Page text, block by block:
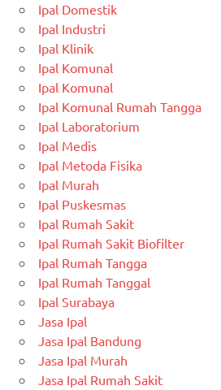
Ipal Domestik
Ipal Industri
Ipal Klinik
Ipal Komunal
Ipal Komunal
Ipal Komunal Rumah Tangga
Ipal Laboratorium
Ipal Medis
Ipal Metoda Fisika
Ipal Murah
Ipal Puskesmas
Ipal Rumah Sakit
Ipal Rumah Sakit Biofilter
Ipal Rumah Tangga
Ipal Rumah Tanggal
Ipal Surabaya
Jasa Ipal
Jasa Ipal Bandung
Jasa Ipal Murah
Jasa Ipal Rumah Sakit